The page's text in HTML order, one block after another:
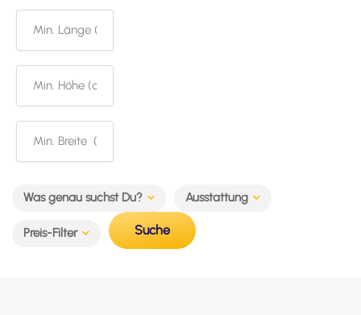
Was genau suchst Du? Ausstattung
Preis-Filter Suche